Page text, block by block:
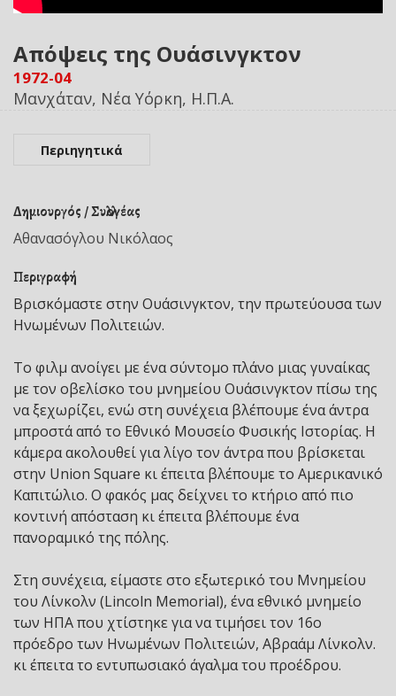
Απόψεις της Ουάσινγκτον
1972-04
Μανχάταν, Νέα Υόρκη, Η.Π.Α.
Περιηγητικά
Δημιουργός / Συλλογέας
Αθανασόγλου Νικόλαος
Περιγραφή
Βρισκόμαστε στην Ουάσινγκτον, την πρωτεύουσα των
Ηνωμένων Πολιτειών.
Το φιλμ ανοίγει με ένα σύντομο πλάνο μιας γυναίκας
με τον οβελίσκο του μνημείου Ουάσινγκτον πίσω της
να ξεχωρίζει, ενώ στη συνέχεια βλέπουμε ένα άντρα
μπροστά από το Εθνικό Μουσείο Φυσικής Ιστορίας. Η
κάμερα ακολουθεί για λίγο τον άντρα που βρίσκεται
στην Union Square κι έπειτα βλέπουμε το Αμερικανικό
Καπιτώλιο. Ο φακός μας δείχνει το κτήριο από πιο
κοντινή απόσταση κι έπειτα βλέπουμε ένα
πανοραμικό της πόλης.
Στη συνέχεια, είμαστε στο εξωτερικό του Μνημείου
του Λίνκολν (Lincoln Memorial), ένα εθνικό μνημείο
των ΗΠΑ που χτίστηκε για να τιμήσει τον 16ο
πρόεδρο των Ηνωμένων Πολιτειών, Αβραάμ Λίνκολν.
κι έπειτα το εντυπωσιακό άγαλμα του προέδρου.